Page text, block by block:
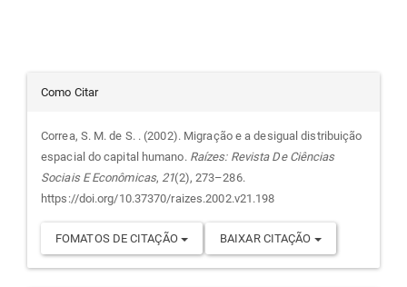
Detalhes
do
artigo
Como Citar
Correa, S. M. de S. . (2002). Migração e a desigual distribuição
espacial do capital humano. Raízes: Revista De Ciências
Sociais E Econômicas, 21(2), 273–286.
https://doi.org/10.37370/raizes.2002.v21.198
FOMATOS DE CITAÇÃO BAIXAR CITAÇÃO